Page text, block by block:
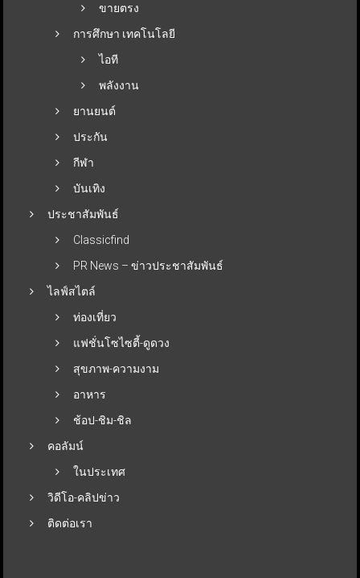
ขายตรง
การศึกษา เทคโนโลยี
ไอที
พลังงาน
ยานยนต์
ประกัน
กีฬา
บันเทิง
ประชาสัมพันธ์
Classicfind
PR News – ข่าวประชาสัมพันธ์
ไลฟ์สไตล์
ท่องเที่ยว
แฟชั่นโซไซตี้-ดูดวง
สุขภาพ-ความงาม
อาหาร
ช้อป-ชิม-ชิล
คอลัมน์
ในประเทศ
วิดีโอ-คลิปข่าว
ติดต่อเรา